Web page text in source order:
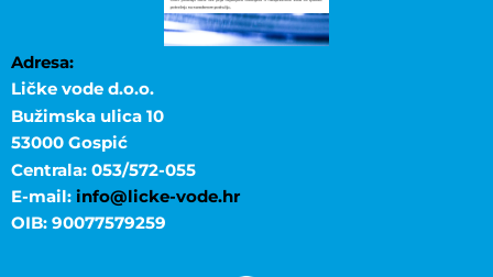
Adresa:
Ličke vode d.o.o.
Bužimska ulica 10
53000 Gospić
Centrala: 053/572-055
E-mail: info@licke-vode.hr
OIB: 90077579259